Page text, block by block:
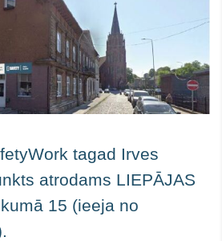
tagad Irves
atrodams LIEPĀJAS
15 (ieeja no